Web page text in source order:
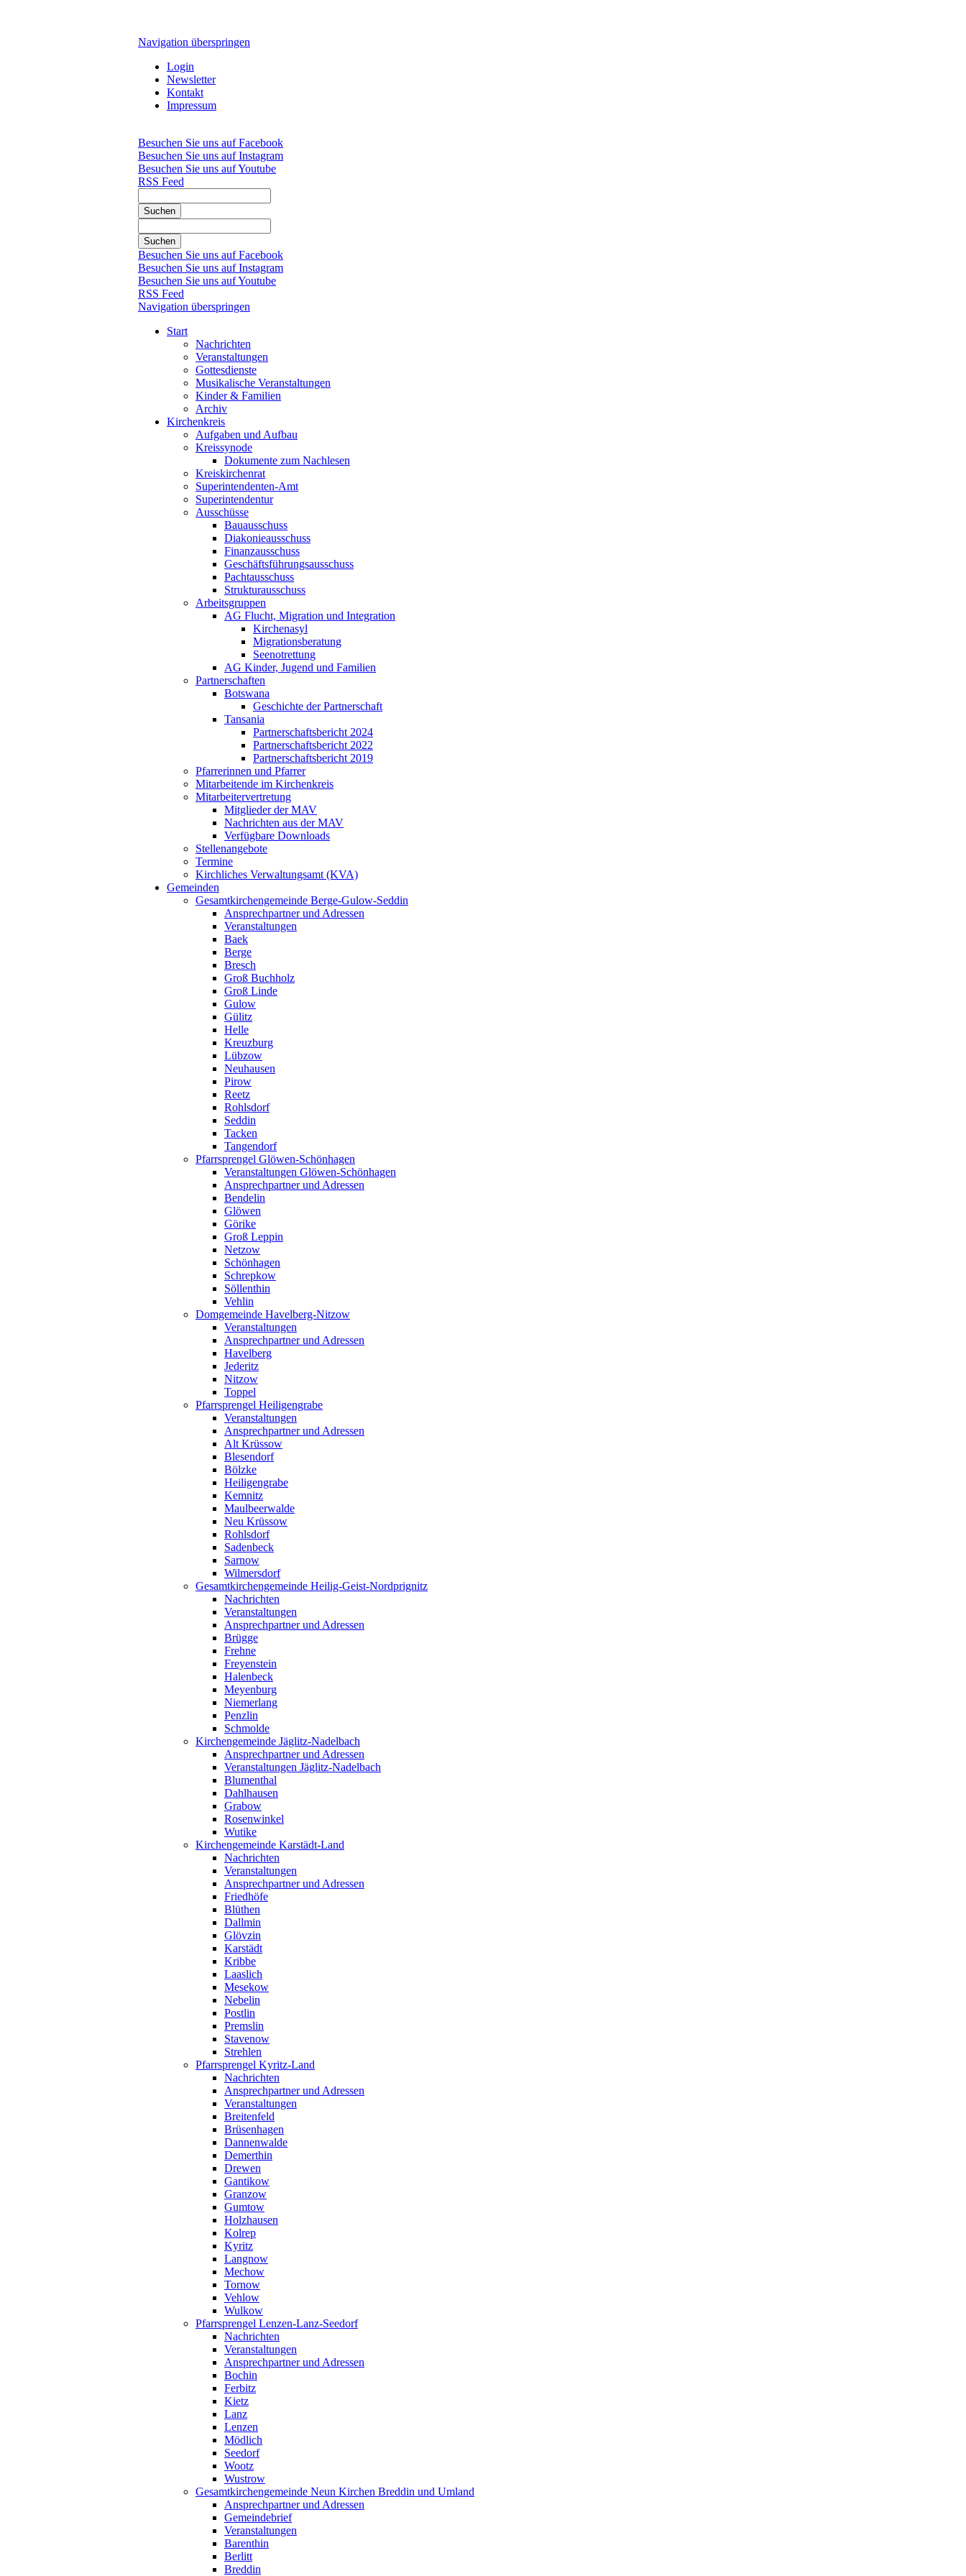
Navigation überspringen
Login
Newsletter
Kontakt
Impressum
Besuchen Sie uns auf Facebook
Besuchen Sie uns auf Instagram
Besuchen Sie uns auf Youtube
RSS Feed
Suchen
Suchen
Besuchen Sie uns auf Facebook
Besuchen Sie uns auf Instagram
Besuchen Sie uns auf Youtube
RSS Feed
Navigation überspringen
Start
Nachrichten
Veranstaltungen
Gottesdienste
Musikalische Veranstaltungen
Kinder & Familien
Archiv
Kirchenkreis
Aufgaben und Aufbau
Kreissynode
Dokumente zum Nachlesen
Kreiskirchenrat
Superintendenten-Amt
Superintendentur
Ausschüsse
Bauausschuss
Diakonieausschuss
Finanzausschuss
Geschäftsführungsausschuss
Pachtausschuss
Strukturausschuss
Arbeitsgruppen
AG Flucht, Migration und Integration
Kirchenasyl
Migrationsberatung
Seenotrettung
AG Kinder, Jugend und Familien
Partnerschaften
Botswana
Geschichte der Partnerschaft
Tansania
Partnerschaftsbericht 2024
Partnerschaftsbericht 2022
Partnerschaftsbericht 2019
Pfarrerinnen und Pfarrer
Mitarbeitende im Kirchenkreis
Mitarbeitervertretung
Mitglieder der MAV
Nachrichten aus der MAV
Verfügbare Downloads
Stellenangebote
Termine
Kirchliches Verwaltungsamt (KVA)
Gemeinden
Gesamtkirchengemeinde Berge-Gulow-Seddin
Ansprechpartner und Adressen
Veranstaltungen
Baek
Berge
Bresch
Groß Buchholz
Groß Linde
Gulow
Gülitz
Helle
Kreuzburg
Lübzow
Neuhausen
Pirow
Reetz
Rohlsdorf
Seddin
Tacken
Tangendorf
Pfarrsprengel Glöwen-Schönhagen
Veranstaltungen Glöwen-Schönhagen
Ansprechpartner und Adressen
Bendelin
Glöwen
Görike
Groß Leppin
Netzow
Schönhagen
Schrepkow
Söllenthin
Vehlin
Domgemeinde Havelberg-Nitzow
Veranstaltungen
Ansprechpartner und Adressen
Havelberg
Jederitz
Nitzow
Toppel
Pfarrsprengel Heiligengrabe
Veranstaltungen
Ansprechpartner und Adressen
Alt Krüssow
Blesendorf
Bölzke
Heiligengrabe
Kemnitz
Maulbeerwalde
Neu Krüssow
Rohlsdorf
Sadenbeck
Sarnow
Wilmersdorf
Gesamtkirchengemeinde Heilig-Geist-Nordprignitz
Nachrichten
Veranstaltungen
Ansprechpartner und Adressen
Brügge
Frehne
Freyenstein
Halenbeck
Meyenburg
Niemerlang
Penzlin
Schmolde
Kirchengemeinde Jäglitz-Nadelbach
Ansprechpartner und Adressen
Veranstaltungen Jäglitz-Nadelbach
Blumenthal
Dahlhausen
Grabow
Rosenwinkel
Wutike
Kirchengemeinde Karstädt-Land
Nachrichten
Veranstaltungen
Ansprechpartner und Adressen
Friedhöfe
Blüthen
Dallmin
Glövzin
Karstädt
Kribbe
Laaslich
Mesekow
Nebelin
Postlin
Premslin
Stavenow
Strehlen
Pfarrsprengel Kyritz-Land
Nachrichten
Ansprechpartner und Adressen
Veranstaltungen
Breitenfeld
Brüsenhagen
Dannenwalde
Demerthin
Drewen
Gantikow
Granzow
Gumtow
Holzhausen
Kolrep
Kyritz
Langnow
Mechow
Tornow
Vehlow
Wulkow
Pfarrsprengel Lenzen-Lanz-Seedorf
Nachrichten
Veranstaltungen
Ansprechpartner und Adressen
Bochin
Ferbitz
Kietz
Lanz
Lenzen
Mödlich
Seedorf
Wootz
Wustrow
Gesamtkirchengemeinde Neun Kirchen Breddin und Umland
Ansprechpartner und Adressen
Gemeindebrief
Veranstaltungen
Barenthin
Berlitt
Breddin